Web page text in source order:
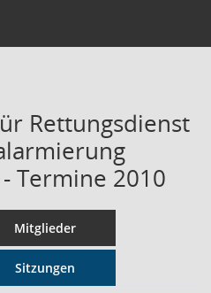
Rettungsdienst
Termine 2010
Mitglieder
Sitzungen